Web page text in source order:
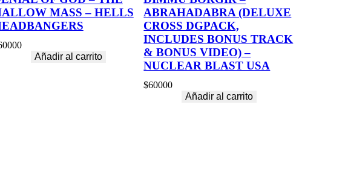
MASS – HELLS
Añadir al carrito
ABRAHADABRA (DELUXE
CROSS DGPACK,
INCLUDES BONUS TRACK
& BONUS VIDEO) –
NUCLEAR BLAST USA
$60000
Añadir al carrito